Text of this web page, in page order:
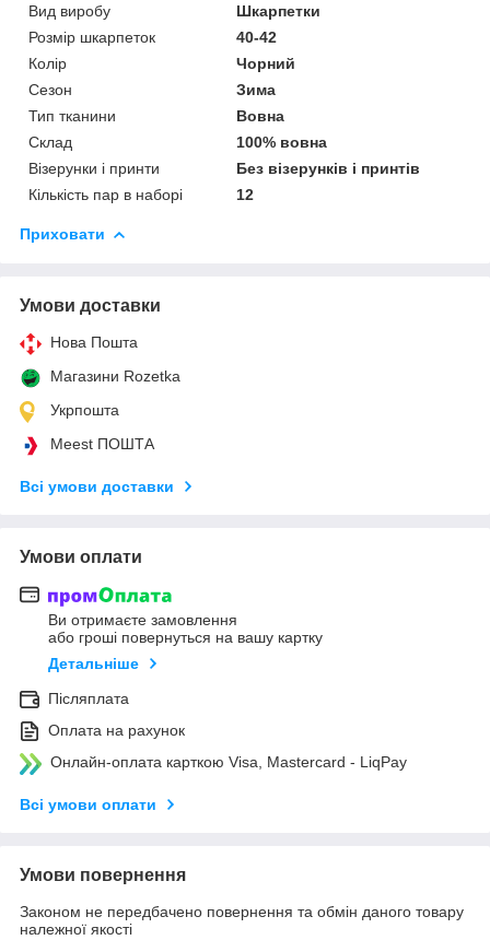
Вид виробу
Шкарпетки
Розмір шкарпеток
40-42
Колір
Чорний
Сезон
Зима
Тип тканини
Вовна
Склад
100% вовна
Візерунки і принти
Без візерунків і принтів
Кількість пар в наборі
12
Приховати
Умови доставки
Нова Пошта
Магазини Rozetka
Укрпошта
Meest ПОШТА
Всі умови доставки
Умови оплати
Ви отримаєте замовлення
або гроші повернуться на вашу картку
Детальніше
Післяплата
Оплата на рахунок
Онлайн-оплата карткою Visa, Mastercard - LiqPay
Всі умови оплати
Умови повернення
Законом не передбачено повернення та обмін даного товару
належної якості